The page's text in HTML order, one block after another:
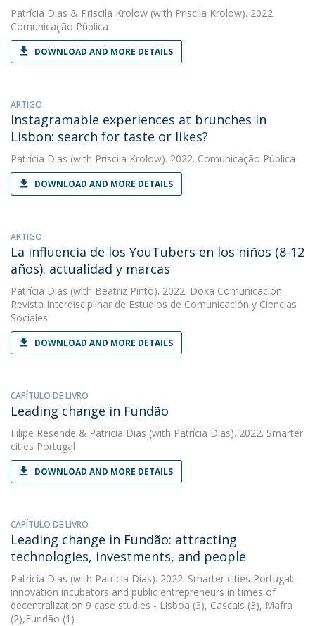
Patrícia Dias & Priscila Krolow (with Priscila Krolow). 2022.
Comunicação Pública
DOWNLOAD AND MORE DETAILS
ARTIGO
Instagramable experiences at brunches in
Lisbon: search for taste or likes?
Patrícia Dias (with Priscila Krolow). 2022. Comunicação Pública
DOWNLOAD AND MORE DETAILS
ARTIGO
La influencia de los YouTubers en los niños (8-12
años): actualidad y marcas
Patrícia Dias (with Beatriz Pinto). 2022. Doxa Comunicación.
Revista Interdisciplinar de Estudios de Comunicación y Ciencias
Sociales
DOWNLOAD AND MORE DETAILS
CAPÍTULO DE LIVRO
Leading change in Fundão
Filipe Resende & Patrícia Dias (with Patrícia Dias). 2022. Smarter
cities Portugal
DOWNLOAD AND MORE DETAILS
CAPÍTULO DE LIVRO
Leading change in Fundão: attracting
technologies, investments, and people
Patrícia Dias (with Patrícia Dias). 2022. Smarter cities Portugal:
innovation incubators and public entrepreneurs in times of
decentralization 9 case studies - Lisboa (3), Cascais (3), Mafra
(2),Fundão (1)